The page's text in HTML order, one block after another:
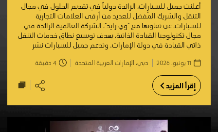
أعلنت جميل للسيارات، الرائدة دولياً في تقديم الحلول في مجال
التنقل والشريك المُفضل للعديد من أرقى العلامات التجارية
للسيارات، عن تعاونها مع "وي رايد"، الشركة العالمية الرائدة في
مجال تكنولوجيا القيادة الذاتية، بهدف توسيع نطاق خدمات التنقل
ذاتي القيادة في دولة الإمارات. وتدعم جميل للسيارات نشر
11 يونيو، 2026 دبي، الإمارات العربية المتحدة 4 دقيقة
إقرأ المزيد